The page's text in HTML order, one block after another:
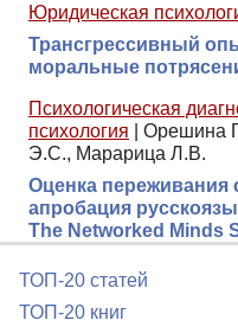
Юридическая
Трансгрессивный
моральные
Психологическая
психология
Орешина
Э.С., Марарица Л.В.
Оценка переживания
апробация
The Networked Minds
ТОП-20 статей
ТОП-20 книг